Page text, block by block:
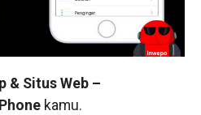
& Situs Web –
kamu.